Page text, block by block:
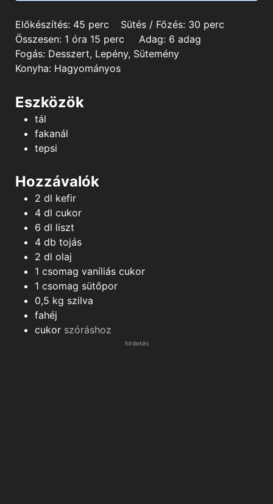
Előkészítés: 45minutes
perc Sütés / Főzés: 30 minutes
perc
Összesen: 1hour
óra 15minutes
perc Adag: 6 adag
Fogás: Desszert, Lepény, Sütemény
Konyha: Hagyományos
Eszközök
tál
fakanál
tepsi
Hozzávalók
2 dl kefir
4 dl cukor
6 dl liszt
4 db tojás
2 dl olaj
1 csomag vaníliás cukor
1 csomag sütőpor
0,5 kg szilva
fahéj
cukor szóráshoz
hirdetés